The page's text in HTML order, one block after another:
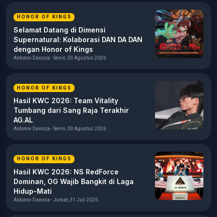
HONOR OF KINGS
Selamat Datang di Dimensi
Supernatural: Kolaborasi DAN DA DAN
dengan Honor of Kings
Aldonov Danoza - Senin, 03 Agustus 2026
HONOR OF KINGS
Hasil KWC 2026: Team Vitality
Tumbang dari Sang Raja Terakhir
AG.AL
Aldonov Danoza - Senin, 03 Agustus 2026
HONOR OF KINGS
Hasil KWC 2026: NS RedForce
Dominan, OG Wajib Bangkit di Laga
Hidup-Mati
Aldonov Danoza - Jumat, 31 Juli 2026